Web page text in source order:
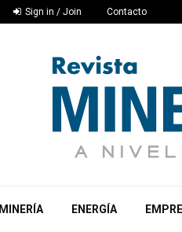
Sign in / Join Contacto
MINERÍA ENERGÍA